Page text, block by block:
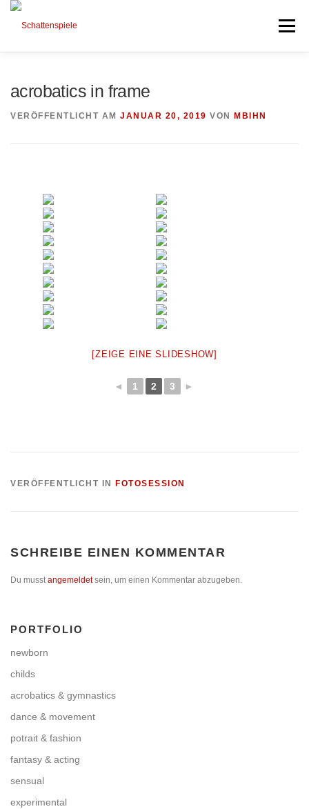
Direkt
Menü
acrobatics in frame
VERÖFFENTLICHT AM JANUAR 20, 2019 VON MBIHN
[ZEIGE EINE SLIDESHOW]
◄ 1 2 3 ►
VERÖFFENTLICHT IN FOTOSESSION
SCHREIBE EINEN KOMMENTAR
Du musstangemeldetsein, um einen Kommentar abzugeben.
PORTFOLIO
newborn
childs
acrobatics & gymnastics
dance & movement
potrait & fashion
fantasy & acting
sensual
experimental